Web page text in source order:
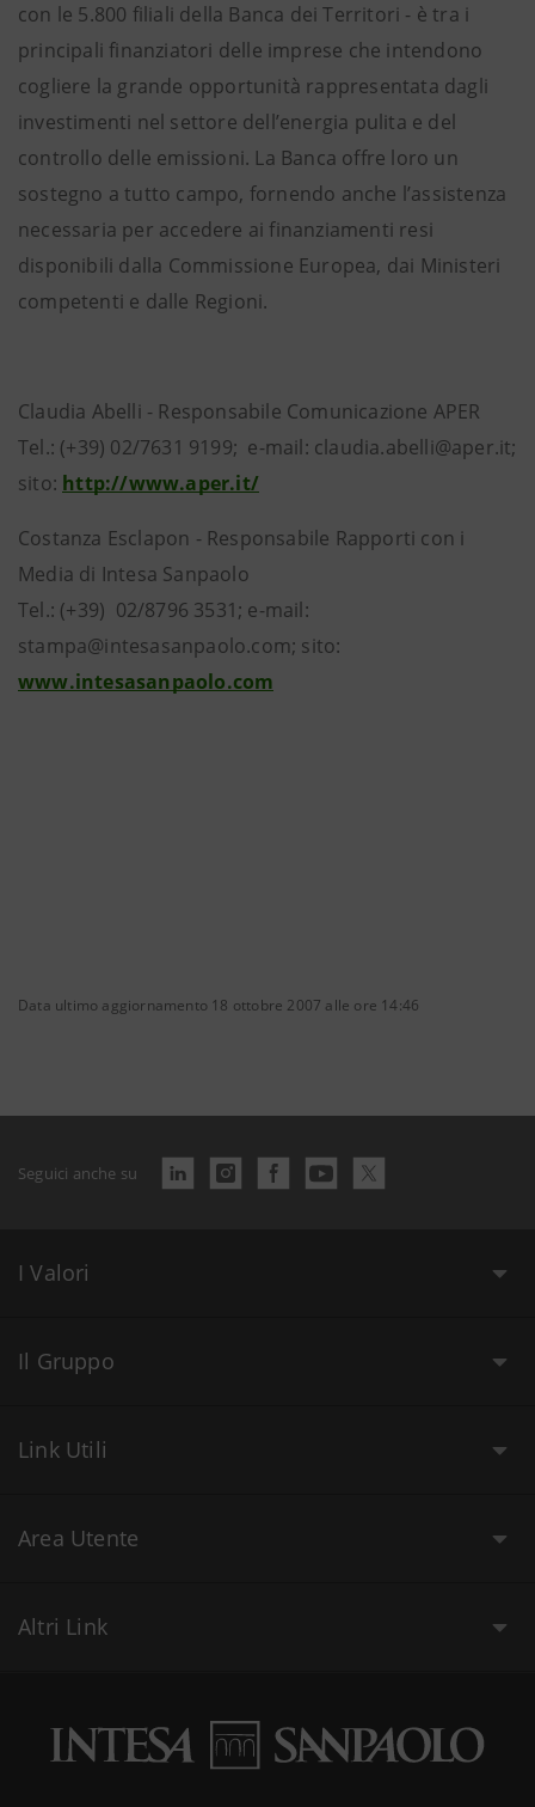
con le 5.800 filiali della Banca dei Territori - è tra i
principali finanziatori delle imprese che intendono
cogliere la grande opportunità rappresentata dagli
investimenti nel settore dell’energia pulita e del
controllo delle emissioni. La Banca offre loro un
sostegno a tutto campo, fornendo anche l’assistenza
necessaria per accedere ai finanziamenti resi
disponibili dalla Commissione Europea, dai Ministeri
competenti e dalle Regioni.
Claudia Abelli - Responsabile Comunicazione APER
Tel.: (+39) 02/7631 9199; e-mail: claudia.abelli@aper.it;
sito: http://www.aper.it/
Costanza Esclapon - Responsabile Rapporti con i
Media di Intesa Sanpaolo
Tel.: (+39) 02/8796 3531; e-mail:
stampa@intesasanpaolo.com; sito:
www.intesasanpaolo.com
Data ultimo aggiornamento 18 ottobre 2007 alle ore 14:46
Seguici anche su
I Valori
Il Gruppo
Link Utili
Area Utente
Altri Link